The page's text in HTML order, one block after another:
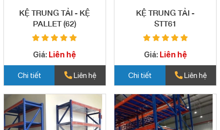
KỆ TRUNG TẢI - KỆ
PALLET (62)
Giá: Liên hệ
Chi tiết Liên hệ
KỆ TRUNG TẢI -
STT61
Giá: Liên hệ
Chi tiết Liên hệ